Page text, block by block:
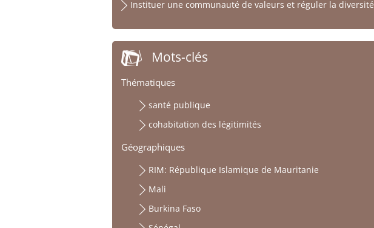
Instituer une communauté de valeurs et réguler la diversité
Mots-clés
Thématiques
santé publique
cohabitation des légitimités
Géographiques
RIM: République Islamique de Mauritanie
Mali
Burkina Faso